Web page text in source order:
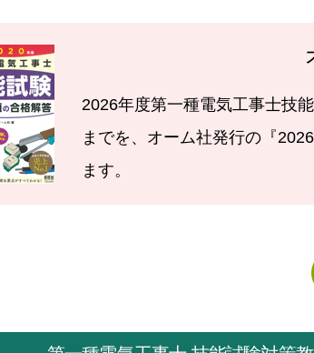
2026年度第一種電気工事士技
までを、オーム社発行の『
ます。